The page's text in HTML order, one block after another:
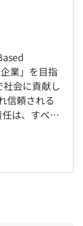
大。あなたのス
があります。
スのロードマッ
）
10：00～16：
定）
）
、以降1年ご
業」を目指
会に貢献し
は、すべて
たちの第2
ち
」を目指し
す。すべて